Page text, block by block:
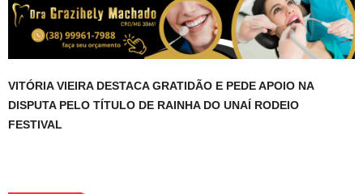
VITÓRIA VIEIRA DESTACA GRATIDÃO E PEDE APOIO NA
DISPUTA PELO TÍTULO DE RAINHA DO UNAÍ RODEIO
FESTIVAL